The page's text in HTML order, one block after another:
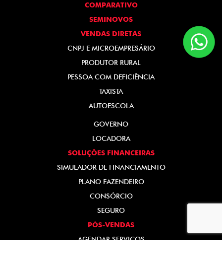
COMPARATIVO
SEMINOVOS
VENDAS DIRETAS
CNPJ E MICROEMPRESÁRIO
PRODUTOR RURAL
PESSOA COM DEFICIÊNCIA
TAXISTA
AUTOESCOLA
GOVERNO
LOCADORA
SOLUÇÕES FINANCEIRAS
SIMULADOR DE FINANCIAMENTO
PLANO FAZENDEIRO
CONSÓRCIO
SEGURO
PÓS-VENDAS
AGENDAR SERVIÇOS